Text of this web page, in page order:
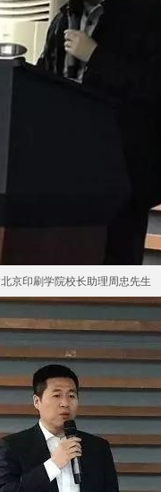
北京印刷学院校长助理周忠先生